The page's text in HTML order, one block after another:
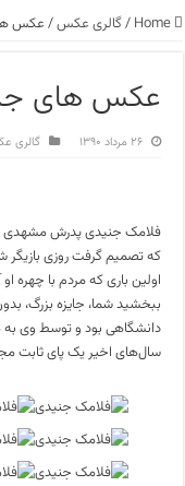
Home
/گالری عکس/عکس
عکس های
۲۶ مرداد ۱۳۹۰ گالری
فلامک جنیدی پدرش مشهدی
که تصمیم گرفت روزی بازیگر
ببخشید شما، جایزه بزرگ،
دانشگاهی بود و توسط وی
سال‌های اخیر یک پای ثابت